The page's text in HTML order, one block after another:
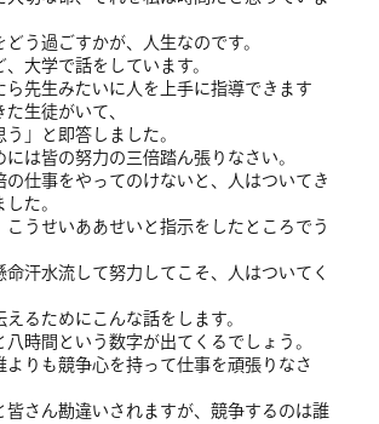
う過ごすかが、人生なのです。
大学で話をしています。
ら先生みたいに人を上手に指導できます
生徒がいて、
う」と即答しました。
には皆の努力の三倍踏ん張りなさい。
の仕事をやってのけないと、人はついてき
た。
こうせいああせいと指示をしたところでう
命汗水流して努力してこそ、人はついてく
えるためにこんな話をします。
時間という数字が出てくるでしょう。
よりも競争心を持って仕事を頑張りなさ
皆さん勘違いされますが、競争するのは誰